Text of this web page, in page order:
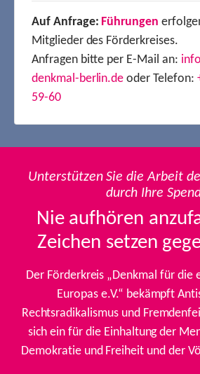
Auf Anfrage: Führungen
Mitglieder des Förderkreises.
Anfragen bitte per E-Mail an:
denkmal-berlin.de oder Telefon:
59-60
Unterstützen Sie die Arbeit
durch Ihre
Nie aufhören
Zeichen setzen
Der Förderkreis „Denkmal für die
Europas e.V.“ bekämpft
Rechtsradikalismus und
sich ein für die Einhaltung der
Demokratie und Freiheit und der